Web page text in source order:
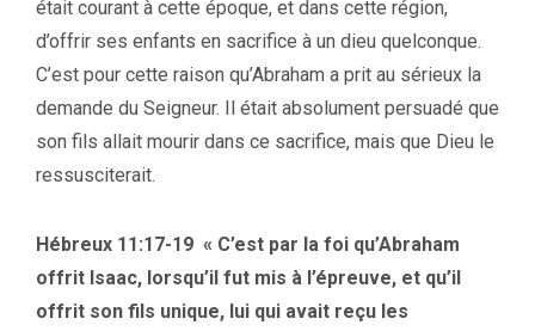
était courant à cette époque, et dans cette région,
d’offrir ses enfants en sacrifice à un dieu quelconque.
C’est pour cette raison qu’Abraham a prit au sérieux la
demande du Seigneur. Il était absolument persuadé que
son fils allait mourir dans ce sacrifice, mais que Dieu le
ressusciterait.
Hébreux 11:17-19 « C’est par la foi qu’Abraham
offrit Isaac, lorsqu’il fut mis à l’épreuve, et qu’il
offrit son fils unique, lui qui avait reçu les